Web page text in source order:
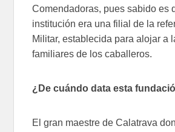
Comendadoras, pues sabido es
institución era una filial de la
Militar, establecida para alojar a
familiares de los caballeros.
¿De cuándo data esta
El gran maestre de Calatrava